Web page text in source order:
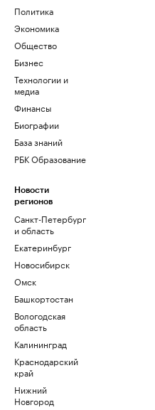
Политика
Экономика
Общество
Бизнес
Технологии и
медиа
Финансы
Биографии
База знаний
РБК Образование
Новости
регионов
Санкт-Петербург
и область
Екатеринбург
Новосибирск
Омск
Башкортостан
Вологодская
область
Калининград
Краснодарский
край
Нижний
Новгород